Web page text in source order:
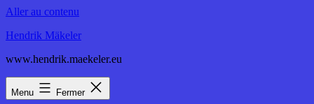
Aller au contenu
Hendrik Mäkeler
www.hendrik.maekeler.eu
Menu Fermer